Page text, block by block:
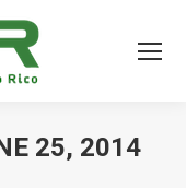
25, 2014